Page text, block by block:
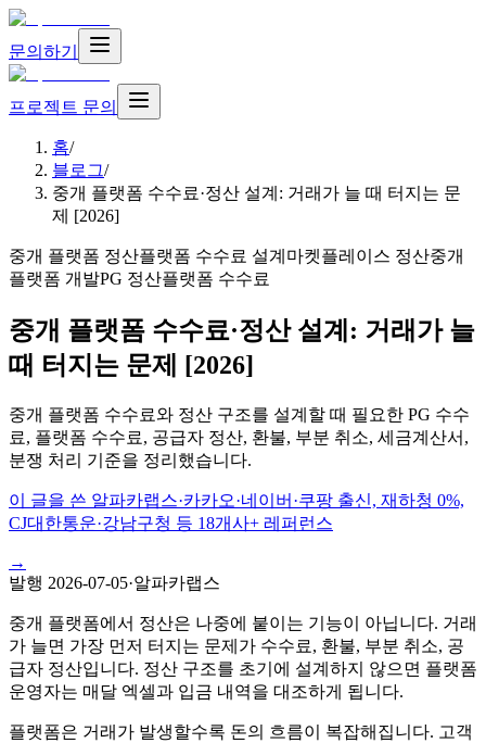
문의하기
프로젝트 문의
홈/
블로그/
중개 플랫폼 수수료·정산 설계: 거래가 늘 때 터지는 문
제 [2026]
중개 플랫폼 정산플랫폼 수수료 설계 마켓플레이스 정산중개
플랫폼 개발PG 정산플랫폼 수수료
중개 플랫폼 수수료·정산 설계: 거래가 늘
때 터지는 문제 [2026]
중개 플랫폼 수수료와 정산 구조를 설계할 때 필요한 PG 수수
료, 플랫폼 수수료, 공급자 정산, 환불, 부분 취소, 세금계산서,
분쟁 처리 기준을 정리했습니다.
이 글을 쓴 알파카랩스·카카오·네이버·쿠팡 출신, 재하청 0%,
CJ대한통운·강남구청 등 18개사+ 레퍼런스
→
발행 2026-07-05·알파카랩스
중개 플랫폼에서 정산은 나중에 붙이는 기능이 아닙니다. 거래
가 늘면 가장 먼저 터지는 문제가 수수료, 환불, 부분 취소, 공
급자 정산입니다. 정산 구조를 초기에 설계하지 않으면 플랫폼
운영자는 매달 엑셀과 입금 내역을 대조하게 됩니다.
플랫폼은 거래가 발생할수록 돈의 흐름이 복잡해집니다. 고객